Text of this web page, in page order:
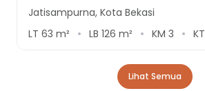
Jatisampurna, Kota Bekasi
LT 63 m² LB 126 m² KM 3 KT
Lihat Semua